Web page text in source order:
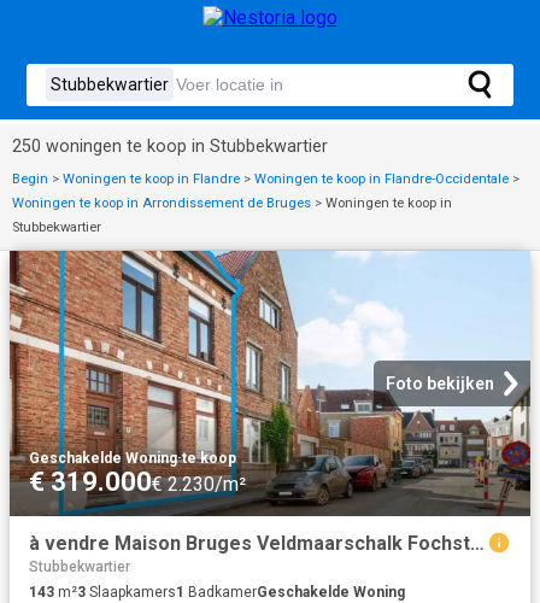
250 woningen te koop in Stubbekwartier
Begin > Woningen te koop in Flandre > Woningen te koop in Flandre-Occidentale >
Woningen te koop in Arrondissement de Bruges > Woningen te koop in
Stubbekwartier
Foto bekijken
Geschakelde Woning·te koop
€ 319.000€ 2.230/m²
à vendre Maison Bruges Veldmaarschalk Fochstraat
Stubbekwartier
143 m²3 Slaapkamers1 BadkamerGeschakelde Woning